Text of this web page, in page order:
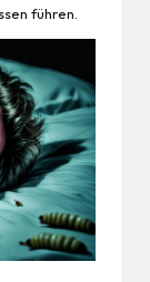
führen.